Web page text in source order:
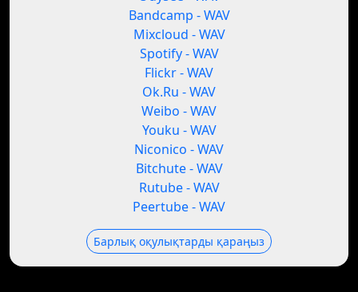
Bandcamp - WAV
Mixcloud - WAV
Spotify - WAV
Flickr - WAV
Ok.Ru - WAV
Weibo - WAV
Youku - WAV
Niconico - WAV
Bitchute - WAV
Rutube - WAV
Peertube - WAV
Барлық оқулықтарды қараңыз